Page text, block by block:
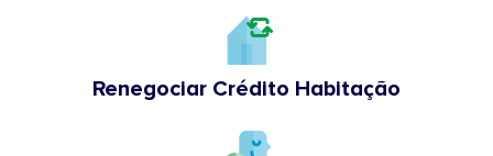
Renegociar Crédito Habitação